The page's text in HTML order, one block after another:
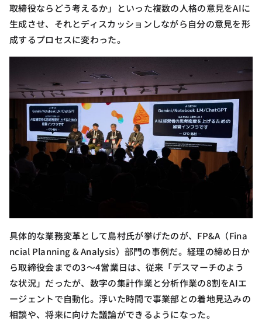
取締役ならどう考えるか」といった複数の人格の意見をAIに
生成させ、それとディスカッションしながら自分の意見を形
成するプロセスに変わった。
具体的な業務変革として島村氏が挙げたのが、FP&A（Fina
ncial Planning & Analysis）部門の事例だ。経理の締め日か
ら取締役会までの3〜4営業日は、従来「デスマーチのよう
な状況」だったが、数字の集計作業と分析作業の8割をAIエ
ージェントで自動化。浮いた時間で事業部との着地見込みの
相談や、将来に向けた議論ができるようになった。